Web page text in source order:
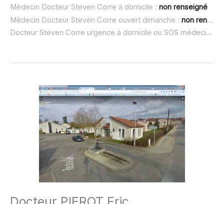
Médecin Docteur Steven Corre à domicile : non renseigné
Médecin Docteur Steven Corre ouvert dimanche : non renseigné
Docteur Steven Corre urgence à domicile ou SOS médecin :